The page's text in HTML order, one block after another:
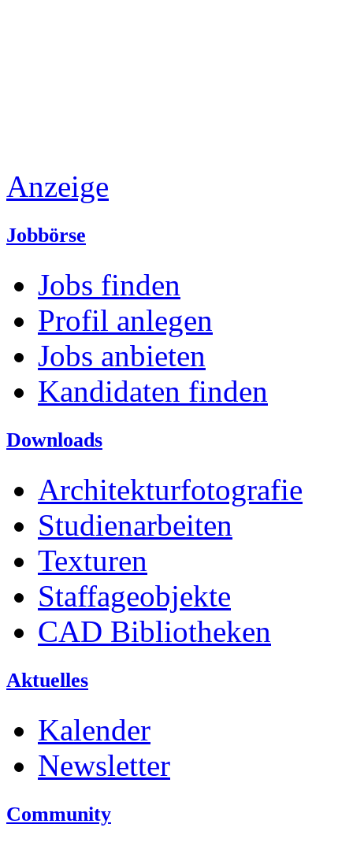
Anzeige
Jobbörse
Jobs finden
Profil anlegen
Jobs anbieten
Kandidaten finden
Downloads
Architekturfotografie
Studienarbeiten
Texturen
Staffageobjekte
CAD Bibliotheken
Aktuelles
Kalender
Newsletter
Community